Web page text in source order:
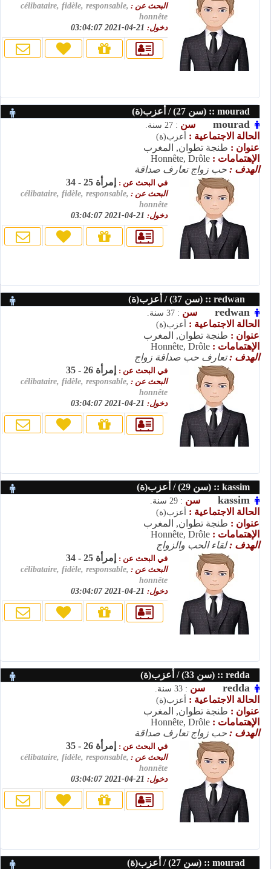
البحث عن : célibataire, fidèle, responsable,
honnête
دخول:
mourad سن : 27 سنة.
الحالة الاجتماعية : أعزب(ة)
عنوان : طنجة تطوان, المغرب
الإهتمامات : Honnête, Drôle
الهدف : حب زواج تعارف صداقة
في البحث عن : إمرأة 25 - 34
البحث عن : célibataire, fidèle, responsable,
honnête
دخول:
redwan سن : 37 سنة.
الحالة الاجتماعية : أعزب(ة)
عنوان : طنجة تطوان, المغرب
الإهتمامات : Honnête, Drôle
الهدف :تعارف حب صداقة زواج
في البحث عن : إمرأة 26 - 35
البحث عن : célibataire, fidèle, responsable,
honnête
دخول:
kassim سن : 29 سنة.
الحالة الاجتماعية : أعزب(ة)
عنوان : طنجة تطوان, المغرب
الإهتمامات : Honnête, Drôle
الهدف :لقاء الحب والزواج
في البحث عن : إمرأة 25 - 34
البحث عن : célibataire, fidèle, responsable,
honnête
دخول:
redda سن : 33 سنة.
الحالة الاجتماعية : أعزب(ة)
عنوان : طنجة تطوان, المغرب
الإهتمامات : Honnête, Drôle
الهدف : حب زواج تعارف صداقة
في البحث عن : إمرأة 26 - 35
البحث عن : célibataire, fidèle, responsable,
honnête
دخول: